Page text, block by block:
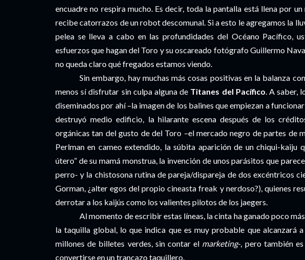
encuadre no respira mucho. Es decir, toda la pantalla está llena por
recibe catorrazos de un robot descomunal. Si a esto le agregamos la
pelea se lleva a cabo en las profundidades del Océano Pacífico,
esfuerzos que hagan del Toro y su oscareado fotógrafo Guillermo
no queda claro qué fregados estamos viendo.
Sin embargo, hay muchas más cosas positivas en la balanza
menos sí disfrutar sin culpa alguna de Titanes del Pacífico. A saber,
diseminados por ahí –la imagen de los balines que empiezan a
destruyó medio edificio, la hilarante escena después de los
orgánicas tan del gusto de del Toro –el mercado negro de partes de
Perlman en cameo extendido, la súbita aparición de un chiqui-kaiju
útero” de su mamá monstrua, la invención de unos parásitos que
perro- y la chistosona rutina de pareja/dispareja de dos excéntricos
Gorman, ¿alter egos del propio cineasta freak y nerdoso?), quienes
derrotar a los kaijús como los valientes pilotos de los jaegers.
Al momento de escribir estas líneas, la cinta ha ganado poco
la taquilla global, lo que indica que es muy probable que alcanzará
millones de billetes verdes, sin contar el marketing-, pero también
convertirse en un trancazo taquillero.